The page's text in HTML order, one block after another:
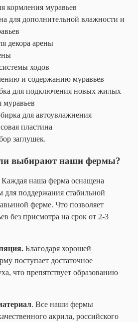
кормления муравьев
для дополнительной влажности и
декора арены
ходов
и содержанию муравьев
для подключения новых жилых
муравьев
для автоувлажнения
пластина
заглушек.
выбирают наши фермы?
Каждая наша ферма оснащена
для поддержания стабильной
ферме. Что позволяет
без присмотра на срок от 2-3
Благодаря хорошей
поступает достаточное
что препятствует образованию
. Все наши фермы
акрила, российского